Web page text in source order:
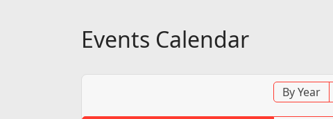
Events Calendar
By Year